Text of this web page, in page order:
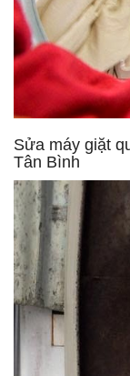
Sửa máy giặt
Tân Bình